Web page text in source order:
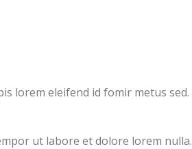
lorem eleifend id fomir metus sed.
ut labore et dolore lorem nulla.